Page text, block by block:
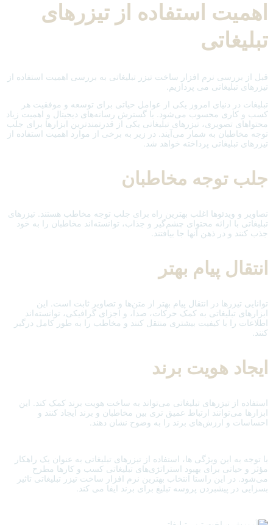
اهمیت استفاده از تیزرهای
تبلیغاتی
قبل از بررسی نرم افزار ساخت تیزر تبلیغاتی به بررسی اهمیت استفاده از
تیزرهای تبلیغاتی می پردازیم.
تبلیغات در دنیای امروز یکی از عوامل حیاتی برای توسعه و موفقیت هر
کسب و کاری محسوب می‌شود. با گسترش رسانه‌های دیجیتال و اهمیت زیاد
محتواهای تصویری، تیزرهای تبلیغاتی یکی از قدرتمندترین ابزارها برای جلب
توجه مخاطبان به شمار می‌آیند. در زیر به برخی از موارد اهمیت‌ استفاده از
تیزرهای تبلیغاتی پرداخته خواهد شد.
جلب توجه مخاطبان
تصاویر و ویدئوها اغلب بهترین راه برای جلب توجه مخاطب هستند. تیزرهای
تبلیغاتی با ارائه محتوای چشم‌گیر و جذاب، توانسته‌اند مخاطبان را به خود
جذب کنند و در ذهن آنها جا بیافتند.
انتقال پیام بهتر
توانایی تیزرها در انتقال پیام بهتر از متن‌ها و تصاویر ثابت است. این
ابزارهای تبلیغاتی به کمک حرکات، صدا، و اجزای گرافیکی، توانسته‌اند
اطلاعات را با کیفیت بیشتری منتقل کنند و مخاطب را به طور کامل درگیر
کنند.
ایجاد هویت برند
استفاده از تیزرهای تبلیغاتی می‌تواند به ساخت هویت برند کمک کند. این
ابزارها می‌توانند ارتباط عمیق‌ تری بین مخاطبان و برند ایجاد کنند و
احساسات و ارزش‌های برند را به وضوح نشان دهند.
با توجه به این ویژگی ها، استفاده از تیزرهای تبلیغاتی به عنوان یک راهکار
مؤثر و حیاتی برای بهبود استراتژی‌های تبلیغاتی کسب و کارها مطرح
می‌شود. در این راستا انتخاب بهترین نرم افزار ساخت تیزر تبلیغاتی تاثیر
بسزایی در پیشبردن پروسه تبلیغ برای برند ایفا می کند.